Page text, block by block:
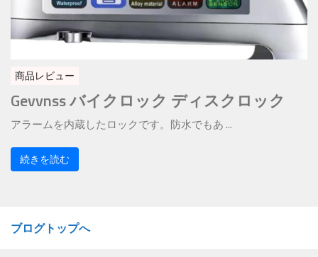
商品レビュー
Gevvnss バイクロック ディスクロック
アラームを内蔵したロックです。防水でもあ ...
続きを読む
ブログトップへ